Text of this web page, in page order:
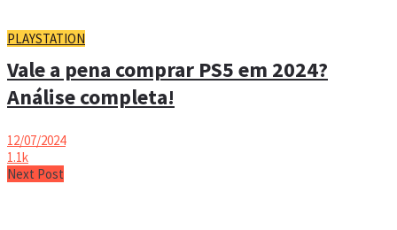
PLAYSTATION
Vale a pena comprar PS5 em 2024?
Análise completa!
12/07/2024
1.1k
Next Post